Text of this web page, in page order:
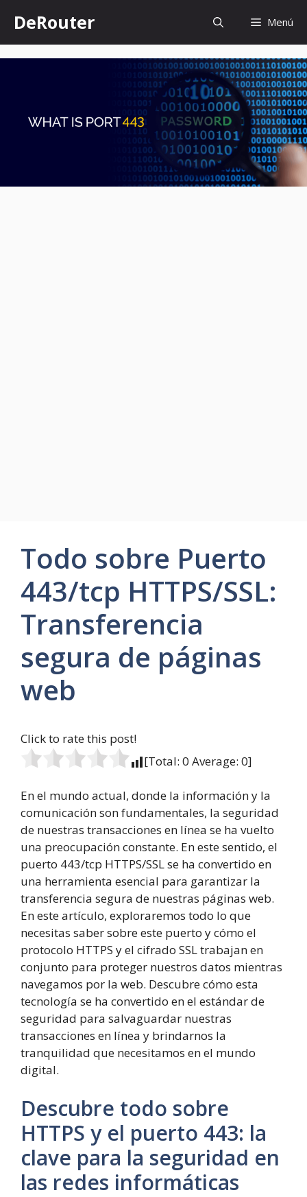
contenido
DeRouter Menú
Todo sobre Puerto
443/tcp HTTPS/SSL:
Transferencia
segura de páginas
web
Click to rate this post!
[Total: 0 Average: 0]
En el mundo actual, donde la información y la
comunicación son fundamentales, la seguridad
de nuestras transacciones en línea se ha vuelto
una preocupación constante. En este sentido, el
puerto 443/tcp HTTPS/SSL se ha convertido en
una herramienta esencial para garantizar la
transferencia segura de nuestras páginas web.
En este artículo, exploraremos todo lo que
necesitas saber sobre este puerto y cómo el
protocolo HTTPS y el cifrado SSL trabajan en
conjunto para proteger nuestros datos mientras
navegamos por la web. Descubre cómo esta
tecnología se ha convertido en el estándar de
seguridad para salvaguardar nuestras
transacciones en línea y brindarnos la
tranquilidad que necesitamos en el mundo
digital.
Descubre todo sobre
HTTPS y el puerto 443: la
clave para la seguridad en
las redes informáticas